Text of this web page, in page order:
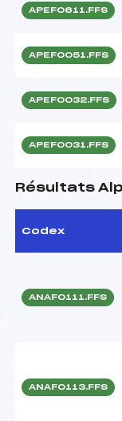
APEF0611.FFS
APEF0051.FFS
APEF0032.FFS
APEF0031.FFS
Résultats
Codex
ANAF0111.FFS
ANAF0113.FFS